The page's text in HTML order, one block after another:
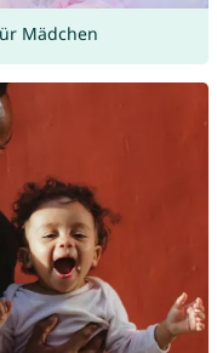
Mädchen